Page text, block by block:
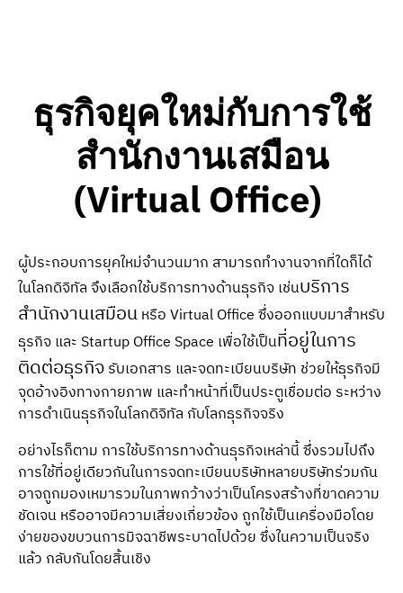
ธุรกิจยุคใหม่กับการใช้
สำนักงานเสมือน
(Virtual Office)
ผู้ประกอบการยุคใหม่จำนวนมาก สามารถทำงานจากที่ใดก็ได้
ในโลกดิจิทัล จึงเลือกใช้บริการทางด้านธุรกิจ เช่นบริการ
สำนักงานเสมือนหรือ Virtual Office ซึ่งออกแบบมาสำหรับ
ธุรกิจ และ Startup Office Space เพื่อใช้เป็นที่อยู่ในการ
ติดต่อธุรกิจรับเอกสาร และจดทะเบียนบริษัท ช่วยให้ธุรกิจมี
จุดอ้างอิงทางกายภาพ และทำหน้าที่เป็นประตูเชื่อมต่อ ระหว่าง
การดำเนินธุรกิจในโลกดิจิทัล กับโลกธุรกิจจริง
อย่างไรก็ตาม การใช้บริการทางด้านธุรกิจเหล่านี้ ซึ่งรวมไปถึง
การใช้ที่อยู่เดียวกันในการจดทะเบียนบริษัทหลายบริษัทร่วมกัน
อาจถูกมองเหมารวมในภาพกว้างว่าเป็นโครงสร้างที่ขาดความ
ชัดเจน หรืออาจมีความเสี่ยงเกี่ยวข้อง ถูกใช้เป็นเครื่องมือโดย
ง่ายของขบวนการมิจฉาชีพระบาดไปด้วย ซึ่งในความเป็นจริง
แล้ว กลับกันโดยสิ้นเชิง